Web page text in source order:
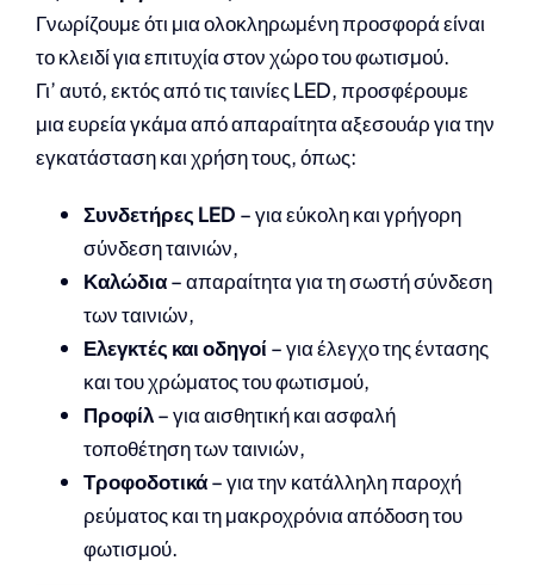
Γνωρίζουμε ότι μια ολοκληρωμένη προσφορά είναι
το κλειδί για επιτυχία στον χώρο του φωτισμού.
Γι’ αυτό, εκτός από τις ταινίες LED, προσφέρουμε
μια ευρεία γκάμα από απαραίτητα αξεσουάρ για την
εγκατάσταση και χρήση τους, όπως:
Συνδετήρες LED – για εύκολη και γρήγορη
σύνδεση ταινιών,
Καλώδια– απαραίτητα για τη σωστή σύνδεση
των ταινιών,
Ελεγκτές και οδηγοί – για έλεγχο της έντασης
και του χρώματος του φωτισμού,
Προφίλ– για αισθητική και ασφαλή
τοποθέτηση των ταινιών,
Τροφοδοτικά– για την κατάλληλη παροχή
ρεύματος και τη μακροχρόνια απόδοση του
φωτισμού.